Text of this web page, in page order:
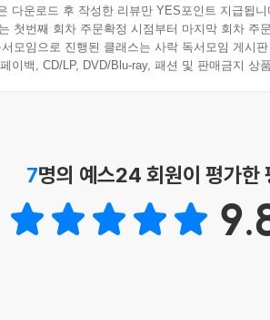
린이들의 주장은 의미 있는 사회적 이슈
의 힘을 깨닫게 되는 중요한 정치적 절차인
나뉜 선거판에 질문을 던지기 위해 출마
포기한 채로 선거에 뛰어들기도 한다. 선
다운로드 후 작성한 리뷰만 YES포인트 지급됩니
첫번째 회차 주문확정 시점부터 마지막 회차 주
모임으로 진행된 클래스는 사락 독서모임 게시
이백, CD/LP, DVD/Blu-ray, 패션 및 판매금지 상
7명의 예스24 회원이 평가한